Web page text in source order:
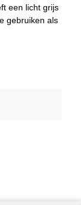
een licht grijs
gebruiken als